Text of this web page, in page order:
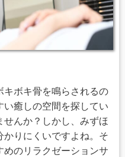
キボキ骨を鳴らされるの
癒しの空間を探してい
せんか？しかし、みずほ
かりにくいですよね。そ
めのリラクゼーションサ